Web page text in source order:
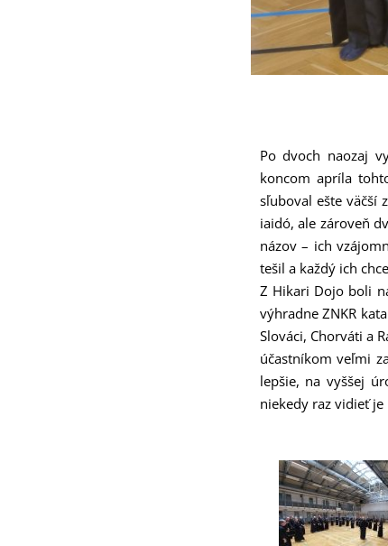
Po dvoch naozaj
koncom apríla
sľuboval ešte väčší
iaidó, ale zároveň
názov – ich
tešil a každý ich
Z Hikari Dojo boli
výhradne ZNKR
Slováci, Chorváti a
účastníkom veľmi
lepšie, na vyššej
niekedy raz vidieť